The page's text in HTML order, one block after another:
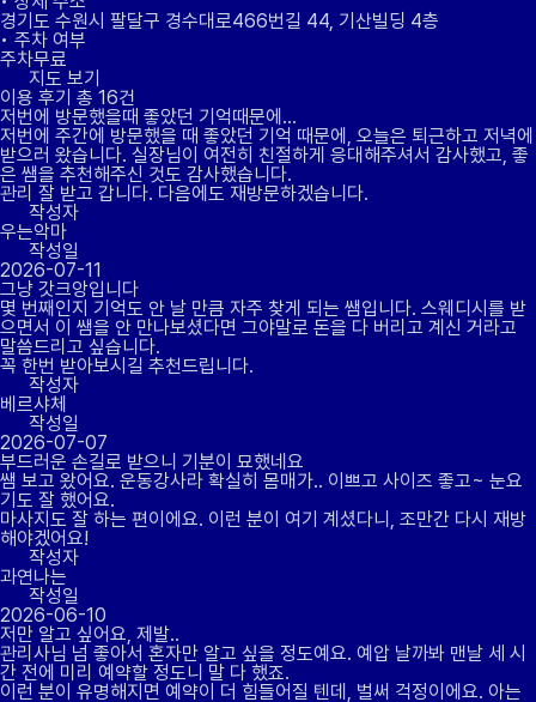
경기도 수원시 팔달구 경수대로466번길 44, 기산빌딩 4층
• 주차 여부
주차무료
지도 보기
이용 후기 총 16건
저번에 방문했을때 좋았던 기억때문에...
저번에 주간에 방문했을 때 좋았던 기억 때문에, 오늘은 퇴근하고 저녁에
받으러 왔습니다. 실장님이 여전히 친절하게 응대해주셔서 감사했고, 좋
은 쌤을 추천해주신 것도 감사했습니다.
관리 잘 받고 갑니다. 다음에도 재방문하겠습니다.
작성자
우는악마
작성일
2026-07-11
그냥 갓크앙입니다
몇 번째인지 기억도 안 날 만큼 자주 찾게 되는 쌤입니다. 스웨디시를 받
으면서 이 쌤을 안 만나보셨다면 그야말로 돈을 다 버리고 계신 거라고
말씀드리고 싶습니다.
꼭 한번 받아보시길 추천드립니다.
작성자
베르샤체
작성일
2026-07-07
부드러운 손길로 받으니 기분이 묘했네요
쌤 보고 왔어요. 운동강사라 확실히 몸매가.. 이쁘고 사이즈 좋고~ 눈요
기도 잘 했어요.
마사지도 잘 하는 편이에요. 이런 분이 여기 계셨다니, 조만간 다시 재방
해야겠어요!
작성자
과연나는
작성일
2026-06-10
저만 알고 싶어요, 제발..
관리사님 넘 좋아서 혼자만 알고 싶을 정도예요. 예압 날까봐 맨날 세 시
간 전에 미리 예약할 정도니 말 다 했죠.
이런 분이 유명해지면 예약이 더 힘들어질 텐데, 벌써 걱정이에요. 아는